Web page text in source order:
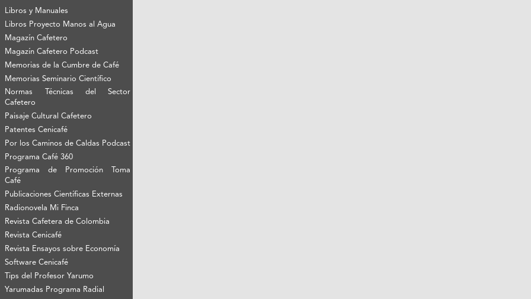
Libros y Manuales
Libros Proyecto Manos al Agua
Magazín Cafetero
Magazín Cafetero Podcast
Memorias de la Cumbre de Café
Memorias Seminario Científico
Normas Técnicas del Sector
Cafetero
Paisaje Cultural Cafetero
Patentes Cenicafé
Por los Caminos de Caldas Podcast
Programa Café 360
Programa de Promoción Toma
Café
Publicaciones Científicas Externas
Radionovela Mi Finca
Revista Cafetera de Colombia
Revista Cenicafé
Revista Ensayos sobre Economía
Software Cenicafé
Tips del Profesor Yarumo
Yarumadas Programa Radial